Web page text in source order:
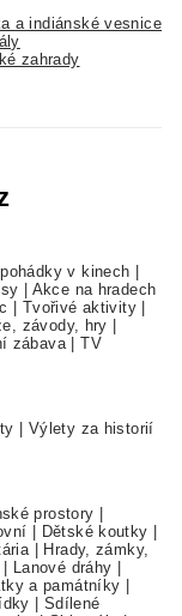
a indiánské vesnice
zahrady
v kinech
Akce na hradech
Tvořivé aktivity
závody, hry
zábava |TV
Výlety za historií
prostory
Dětské koutky
Hrady, zámky,
Lanové dráhy
a památníky
Sdílené